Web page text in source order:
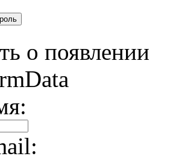
о появлении